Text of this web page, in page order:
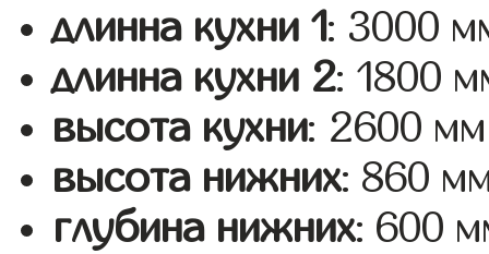
длинна кухни 1: 3000
длинна кухни 2: 1800
высота кухни: 2600 мм
высота нижних: 860
глубина нижних: 600